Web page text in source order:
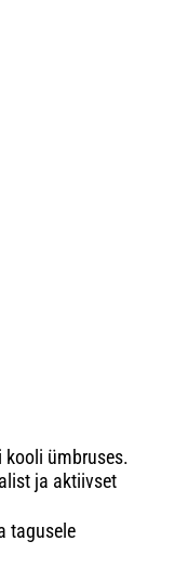
kooli ümbruses.
ja aktiivset
tagusele